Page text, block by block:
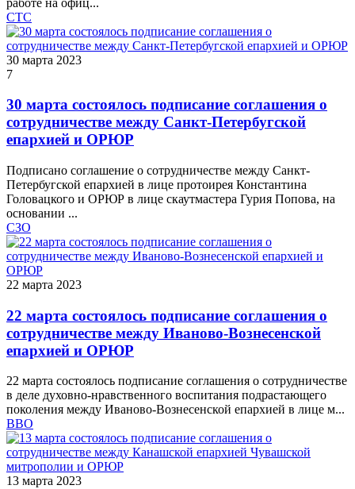
СТС
30 марта 2023
7
30 марта состоялось подписание соглашения о
сотрудничестве между Санкт-Петербугской
епархией и ОРЮР
Подписано соглашение о сотрудничестве между Санкт-
Петербугской епархией в лице протоирея Константина
Головацкого и ОРЮР в лице скаутмастера Гурия Попова, на
основании ...
СЗО
22 марта 2023
22 марта состоялось подписание соглашения о
сотрудничестве между Иваново-Вознесенской
епархией и ОРЮР
22 марта состоялось подписание соглашения о сотрудничестве
в деле духовно-нравственного воспитания подрастающего
поколения между Иваново-Вознесенской епархией в лице м...
ВВО
13 марта 2023